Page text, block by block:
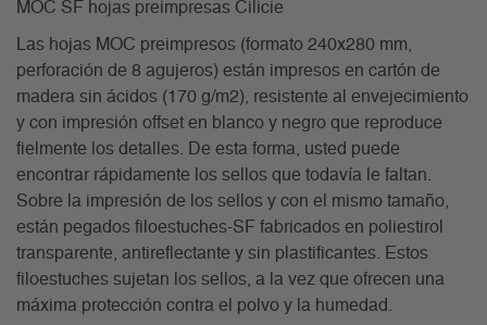
MOC SF hojas preimpresas Cilicie
Las hojas MOC preimpresos (formato 240x280 mm,
perforación de 8 agujeros) están impresos en cartón de
madera sin ácidos (170 g/m2), resistente al envejecimiento
y con impresión offset en blanco y negro que reproduce
fielmente los detalles. De esta forma, usted puede
encontrar rápidamente los sellos que todavía le faltan.
Sobre la impresión de los sellos y con el mismo tamaño,
están pegados filoestuches-SF fabricados en poliestirol
transparente, antireflectante y sin plastificantes. Estos
filoestuches sujetan los sellos, a la vez que ofrecen una
máxima protección contra el polvo y la humedad.